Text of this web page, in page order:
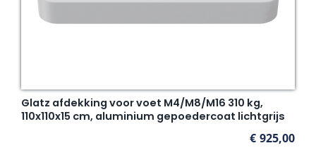
Glatz afdekking voor voet M4/M8/M16 310 kg,
110x110x15 cm, aluminium gepoedercoat lichtgrijs
€ 925,00